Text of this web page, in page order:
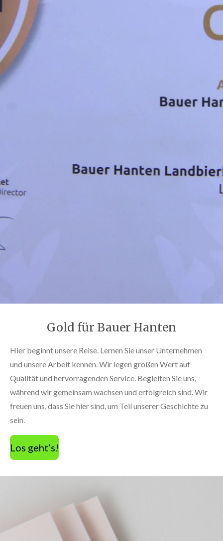
Gold für Bauer Hanten
Hier beginnt unsere Reise. Lernen Sie unser Unternehmen
und unsere Arbeit kennen. Wir legen großen Wert auf
Qualität und hervorragenden Service. Begleiten Sie uns,
während wir gemeinsam wachsen und erfolgreich sind. Wir
freuen uns, dass Sie hier sind, um Teil unserer Geschichte zu
sein.
Los geht’s!